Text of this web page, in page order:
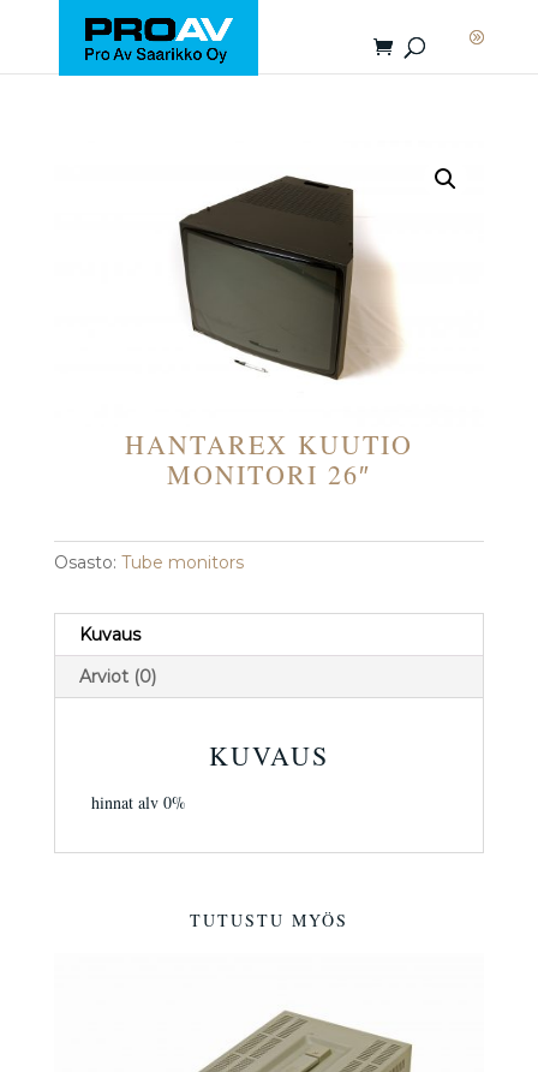
HANTAREX KUUTIO
MONITORI 26″
Osasto: Tube monitors
Kuvaus
Arviot (0)
KUVAUS
hinnat alv 0%
TUTUSTU MYÖS